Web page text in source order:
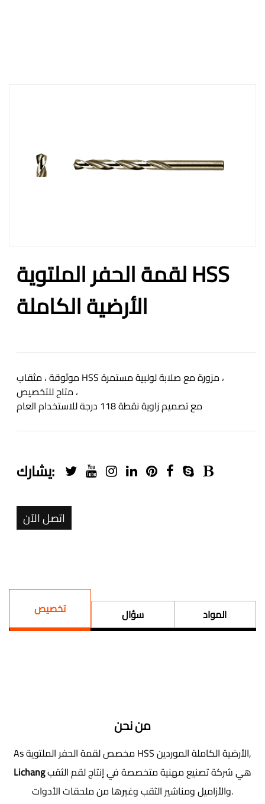
لقمة الحفر الملتوية HSS
الأرضية الكاملة
موثوقة ، مثقاب HSS مزورة مع صلابة لولبية مستمرة ،
متاح للتخصيص ،
مع تصميم زاوية نقطة 118 درجة للاستخدام العام
يشارك:
اتصل الآن
تخصيص سؤال المواد
من نحن
As مخصص لقمة الحفر الملتوية HSS الأرضية الكاملة الموردين,
Lichangهي شركة تصنيع مهنية متخصصة في إنتاج لقم الثقب
والأزاميل ومناشير الثقب وغيرها من ملحقات الأدوات.